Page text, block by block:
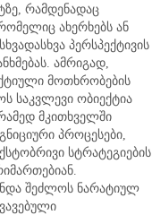
რამდენადაც
ახერხებს ან
პერსპექტივის
ამრიგად,
მოთხრობების
საკვლევი ობიექტია
მკითხველში
პროცესები,
სტრატეგიების
შეძლოს ნარატიულ